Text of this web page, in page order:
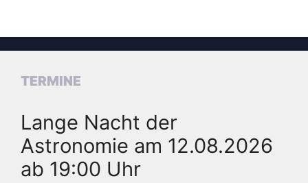
TERMINE
Lange Nacht der
Astronomie am 12.08.2026
ab 19:00 Uhr